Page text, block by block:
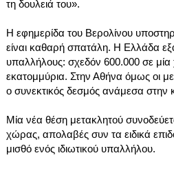
τη δουλειά του».
Η εφημερίδα του Βερολίνου
είναι καθαρή σπατάλη. Η Ελλάδα
υπαλλήλους: σχεδόν 600.000 σε
εκατομμύρια. Στην Αθήνα όμως οι
ο συνεκτικός δεσμός ανάμεσα στην
Μία νέα θέση μετακλητού
χώρας, απολαβές συν τα ειδικά
μισθό ενός ιδιωτικού υπαλλήλου.